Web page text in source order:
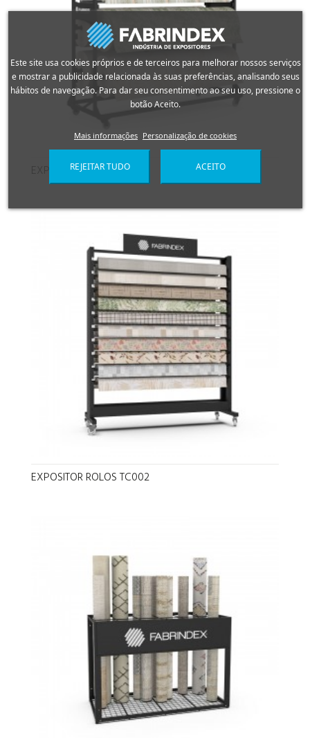
EXPOSITOR ROLOS TC001
EXPOSITOR ROLOS TC002
Este site usa cookies próprios e de terceiros para melhorar nossos serviços
e mostrar a publicidade relacionada às suas preferências, analisando seus
hábitos de navegação. Para dar seu consentimento ao seu uso, pressione o
botão Aceito.
Mais informações Personalização de cookies
REJEITAR TUDO ACEITO